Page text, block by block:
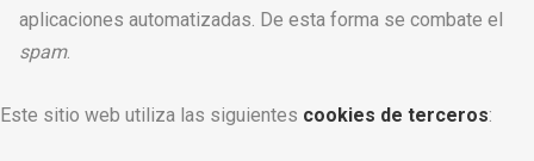
aplicaciones automatizadas. De esta forma se combate el
spam.
Este sitio web utiliza las siguientes cookies de terceros: